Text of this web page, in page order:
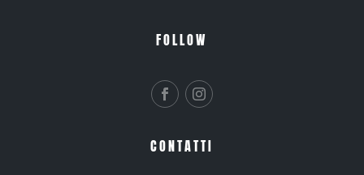
FOLLOW
CONTATTI